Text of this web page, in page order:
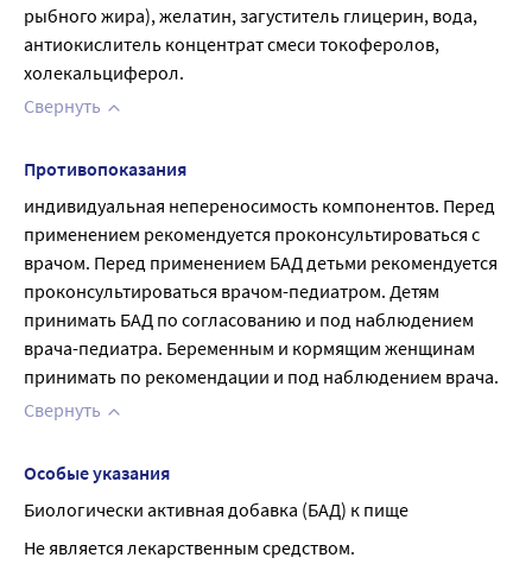
рыбного жира), желатин, загуститель глицерин, вода,
антиокислитель концентрат смеси токоферолов,
холекальциферол.
Свернуть
Противопоказания
индивидуальная непереносимость компонентов. Перед
применением рекомендуется проконсультироваться с
врачом. Перед применением БАД детьми рекомендуется
проконсультироваться врачом-педиатром. Детям
принимать БАД по согласованию и под наблюдением
врача-педиатра. Беременным и кормящим женщинам
принимать по рекомендации и под наблюдением врача.
Свернуть
Особые указания
Биологически активная добавка (БАД) к пище
Не является лекарственным средством.